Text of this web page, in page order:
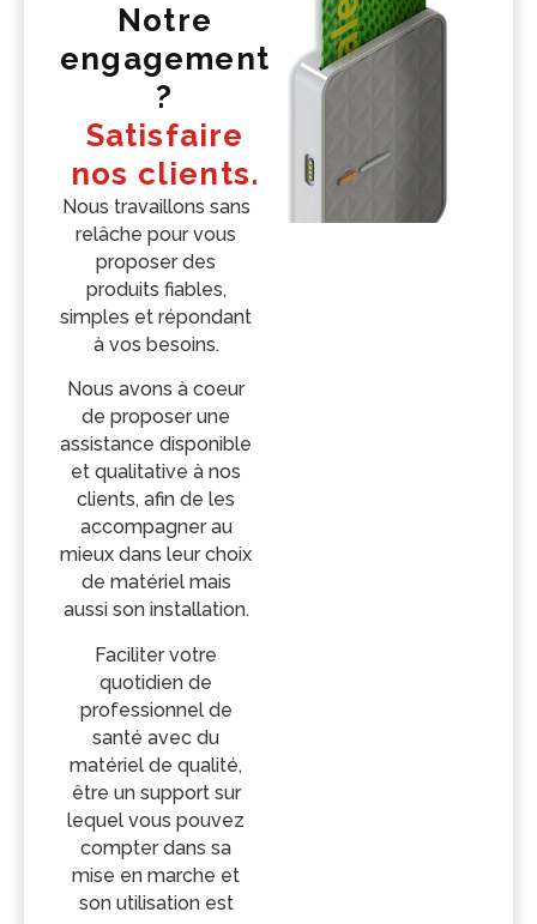
Notre
engagement
?
Satisfaire
nos clients.
Nous travaillons sans
relâche pour vous
proposer des
produits fiables,
simples et répondant
à vos besoins.
Nous avons à coeur
de proposer une
assistance disponible
et qualitative à nos
clients, afin de les
accompagner au
mieux dans leur choix
de matériel mais
aussi son installation.
Faciliter votre
quotidien de
professionnel de
santé avec du
matériel de qualité,
être un support sur
lequel vous pouvez
compter dans sa
mise en marche et
son utilisation est